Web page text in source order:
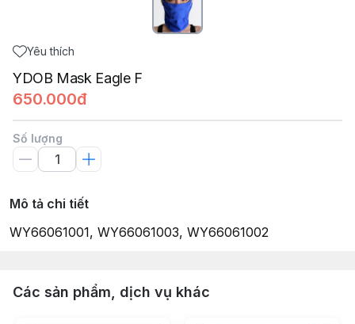
Yêu thích
YDOB Mask Eagle F
650.000đ
Số lượng
Mô tả chi tiết
WY66061001, WY66061003, WY66061002
Các sản phẩm, dịch vụ khác